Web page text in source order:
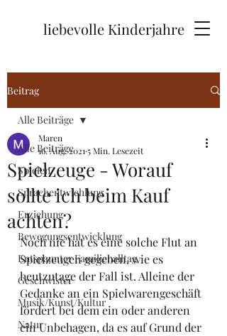
liebevolle Kinderjahre
Beitrag
Alle Beiträge
Spielen
Sprachentwichlung
Erziehung
Bewegungsentwicklung
Entspannter Familienalltag
Geschwister
Musik/Kunst/Kultur
Natur
Alle Beiträge
Spielzeuge - Worauf
sollte ich beim Kauf
achten?
Maren
16. Aug. 2021 5 Min. Lesezeit
Noch nie hat es eine solche Flut an
Spielzeugen gegeben, wie es
heutzutage der Fall ist. Alleine der
Gedanke an ein Spielwarengeschäft
fördert bei dem ein oder anderen
ein Unbehagen, da es auf Grund der